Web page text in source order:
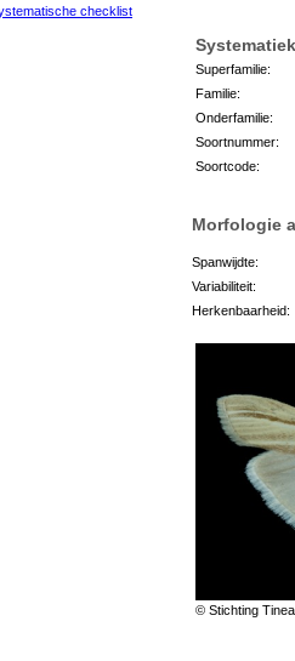
checklist
Systematiek
Superfamilie:
Familie:
Onderfamilie:
Soortnummer:
Soortcode:
Morfologie
Spanwijdte:
Variabiliteit:
Herkenbaarheid:
© Stichting Tinea